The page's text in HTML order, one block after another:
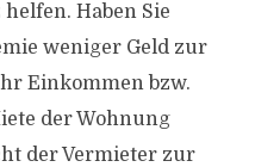
Haben Sie
weniger Geld zur
Einkommen bzw.
der Wohnung
der Vermieter zur